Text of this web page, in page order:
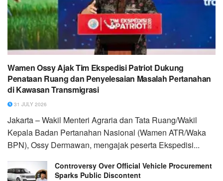
Wamen Ossy Ajak Tim Ekspedisi Patriot Dukung
Penataan Ruang dan Penyelesaian Masalah Pertanahan
di Kawasan Transmigrasi
31 JULY 2026
Jakarta – Wakil Menteri Agraria dan Tata Ruang/Wakil
Kepala Badan Pertanahan Nasional (Wamen ATR/Waka
BPN), Ossy Dermawan, mengajak peserta Ekspedisi...
Controversy Over Official Vehicle Procurement
Sparks Public Discontent